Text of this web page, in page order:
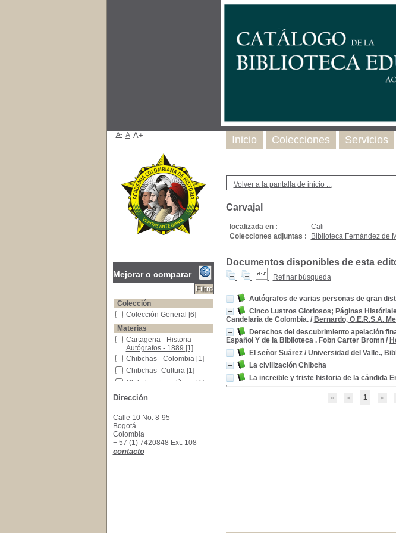
Volver a la pantalla de inicio ...
Carvajal
localizada en :
Cali
Colecciones adjuntas :
Biblioteca Fernández de
Documentos disponibles de esta
Refinar búsqueda
Autógrafos de varias personas de gran
Cinco Lustros Gloriosos; Páginas
Candelaria de Colombia./ Bernardo, O.E.R.S.A.
Derechos del descubrimiento apelación
Español Y de la Biblioteca . Fobn Carter Bromn/
El señor Suárez / Universidad del Valle.,
La civilización Chibcha
La increible y triste historia de la cándida
1
Inicio Colecciones Servicios
A- A A+
Mejorar o comparar
Colección
Colección General
Colección General [6]
Materias
Cartagena - Historia - Autógrafos - 1889
Cartagena - Historia -
Autógrafos - 1889 [1]
Chibchas - Colombia
Chibchas - Colombia [1]
Chibchas -Cultura
Chibchas -Cultura [1]
Chibchas-jeroglíficos
Chibchas-jeroglíficos [1]
Manizales (Colombia) -Historia.
Manizales (Colombia) -
Historia.
Oratoria -Colombia
Oratoria -Colombia
Ordenes Religiosas - Colombia
Ordenes Religiosas -
Colombia
Dirección
Calle 10 No. 8-95
Bogotá
Colombia
+ 57 (1) 7420848 Ext. 108
contacto